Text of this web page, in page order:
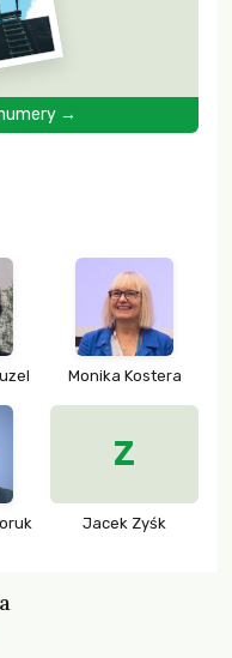
→
Monika Kostera
Z
Jacek Zyśk